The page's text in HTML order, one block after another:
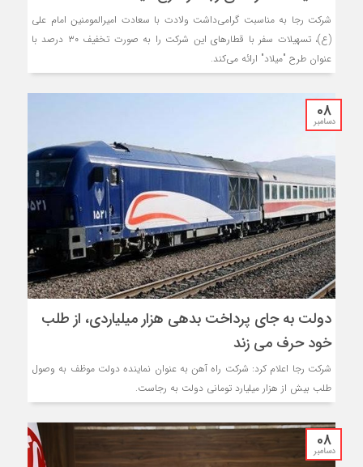
شرکت رجا به مناسبت گرامی‌داشت ولادت با سعادت امیرالمومنین امام علی
(ع)، تسهیلات سفر با قطار‌های این شرکت را به صورت تخفیف ۳۰ درصد با
عنوان طرح "میلاد" ارائه می‌کند.
08
دسامبر
دولت به جای پرداخت بدهی هزار میلیاردی، از طلب
خود حرف می زند
شرکت رجا اعلام کرد: شرکت راه آهن به عنوان نماینده دولت موظف به وصول
طلب بیش از هزار میلیارد تومانی دولت به رجاست.
08
دسامبر